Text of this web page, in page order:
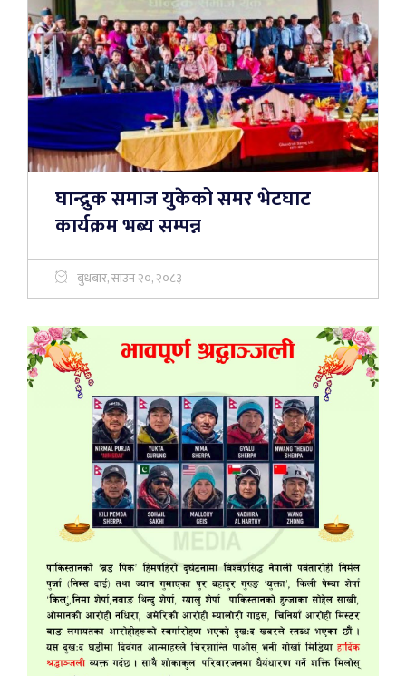
घान्द्रुक समाज युकेको समर भेटघाट
कार्यक्रम भब्य सम्पन्न
बुधबार, साउन २०, २०८३